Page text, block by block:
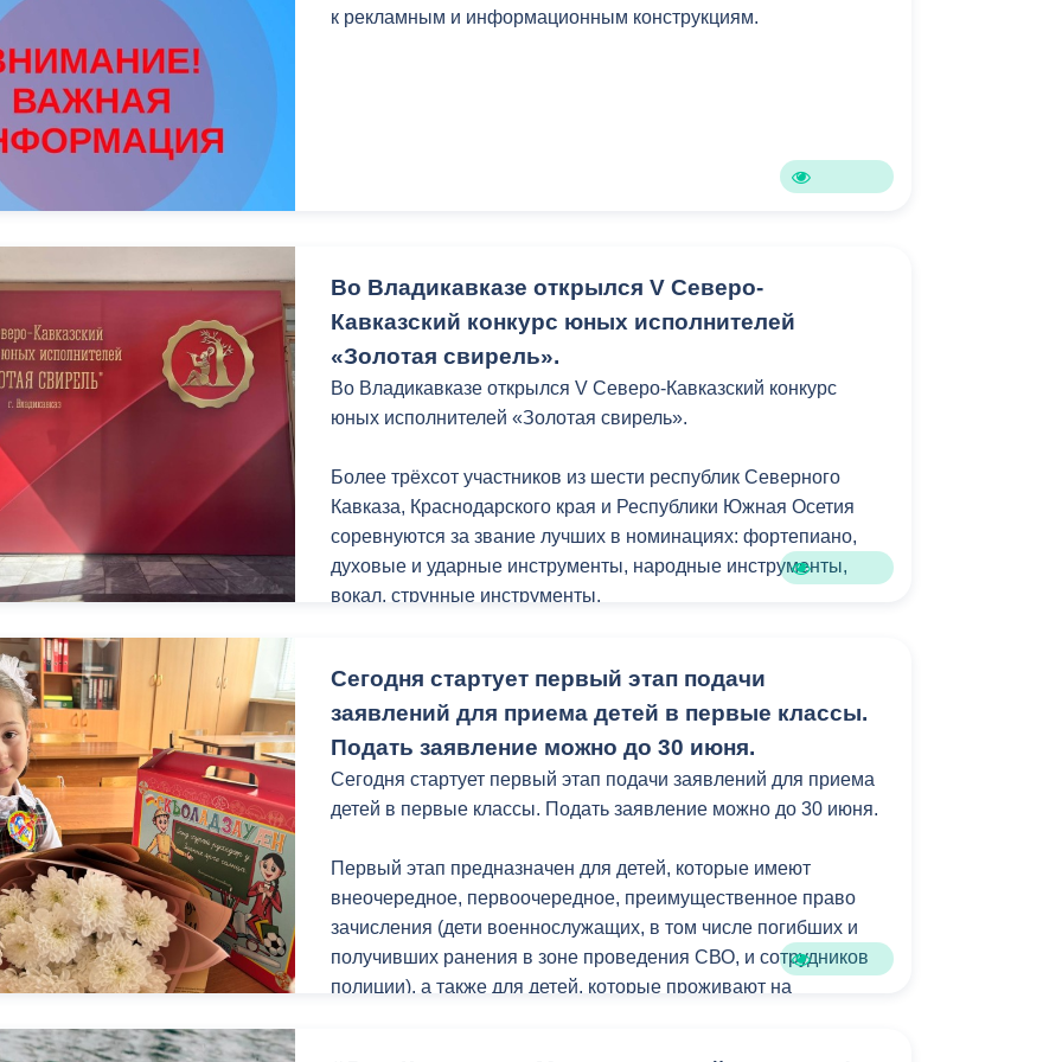
постановления Кадровая политика Противодействие коррупции
НПА
органов
улучшении жилищных условий по
Общественное обсуждение
документов стратегического
планирования
Гражданская оборона в
результатах
Порядок обжалования решений и
действий органов местного
органа
Бесплатная юридическая помощь
контроль Выборы 2026
к рекламным и информационным конструкциям.
Во Владикавказе открылся V Северо-
Кавказский конкурс юных исполнителей
«Золотая свирель».
Во Владикавказе открылся V Северо-Кавказский конкурс
юных исполнителей «Золотая свирель».
Более трёхсот участников из шести республик Северного
Кавказа, Краснодарского края и Республики Южная Осетия
соревнуются за звание лучших в номинациях: фортепиано,
духовые и ударные инструменты, народные инструменты,
вокал, струнные инструменты.
художественный руководитель филиала Мариинского театра в
РСО - Алании Лариса Гергиева.
В торжественной церемонии открытия принял участие
начальник Управления культуры АМС Владикавказа Руслан
«Конкурс — это всегда очень волнительное мероприятие.
Надеюсь, наши юные исполнители понимают, что, независимо
от занятых мест, они делают большое дело — сохраняют
богатейшую культуру нашей страны», — отметил Марзоев,
Сегодня стартует первый этап подачи
заявлений для приема детей в первые классы.
Подать заявление можно до 30 июня.
Сегодня стартует первый этап подачи заявлений для приема
детей в первые классы. Подать заявление можно до 30 июня.
Первый этап предназначен для детей, которые имеют
внеочередное, первоочередное, преимущественное право
зачисления (дети военнослужащих, в том числе погибших и
получивших ранения в зоне проведения СВО, и сотрудников
полиции), а также для детей, которые проживают на